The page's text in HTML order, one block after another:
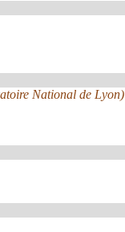
National de Lyon)